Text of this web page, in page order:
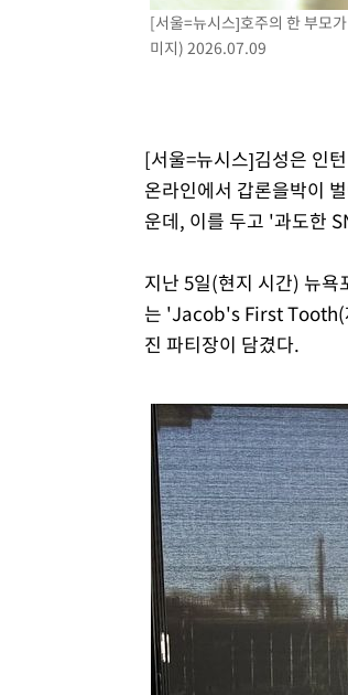
[서울=뉴시스]호주의 한 부모
미지) 2026.07.09
[서울=뉴시스]김성은 인
온라인에서 갑론을박이
운데, 이를 두고 '과도한
지난 5일(현지 시간) 뉴
는 'Jacob's First Tooth(
진 파티장이 담겼다.